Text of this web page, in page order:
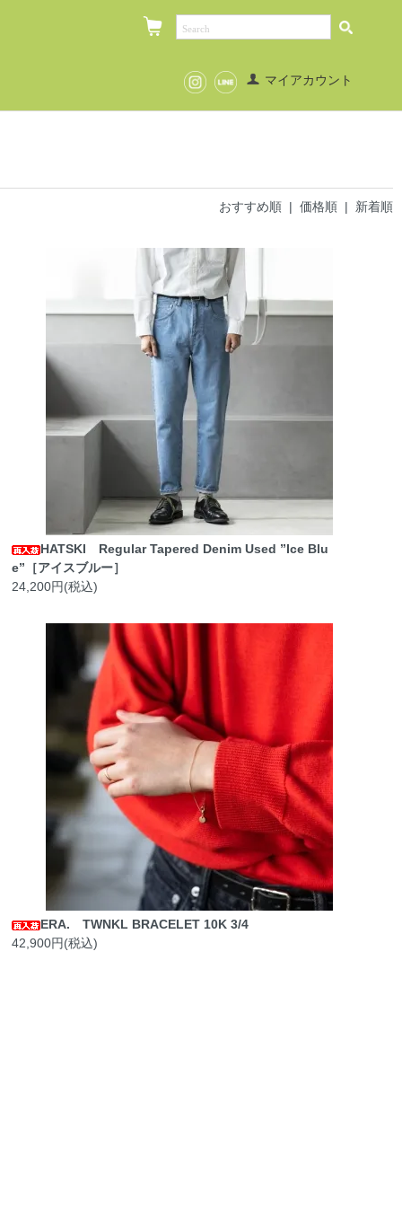
マイアカウント
おすすめ順 | 価格順 | 新着順
HATSKI Regular Tapered Denim Used ”Ice Blu
e”［アイスブルー］
24,200円(税込)
ERA. TWNKL BRACELET 10K 3/4
42,900円(税込)